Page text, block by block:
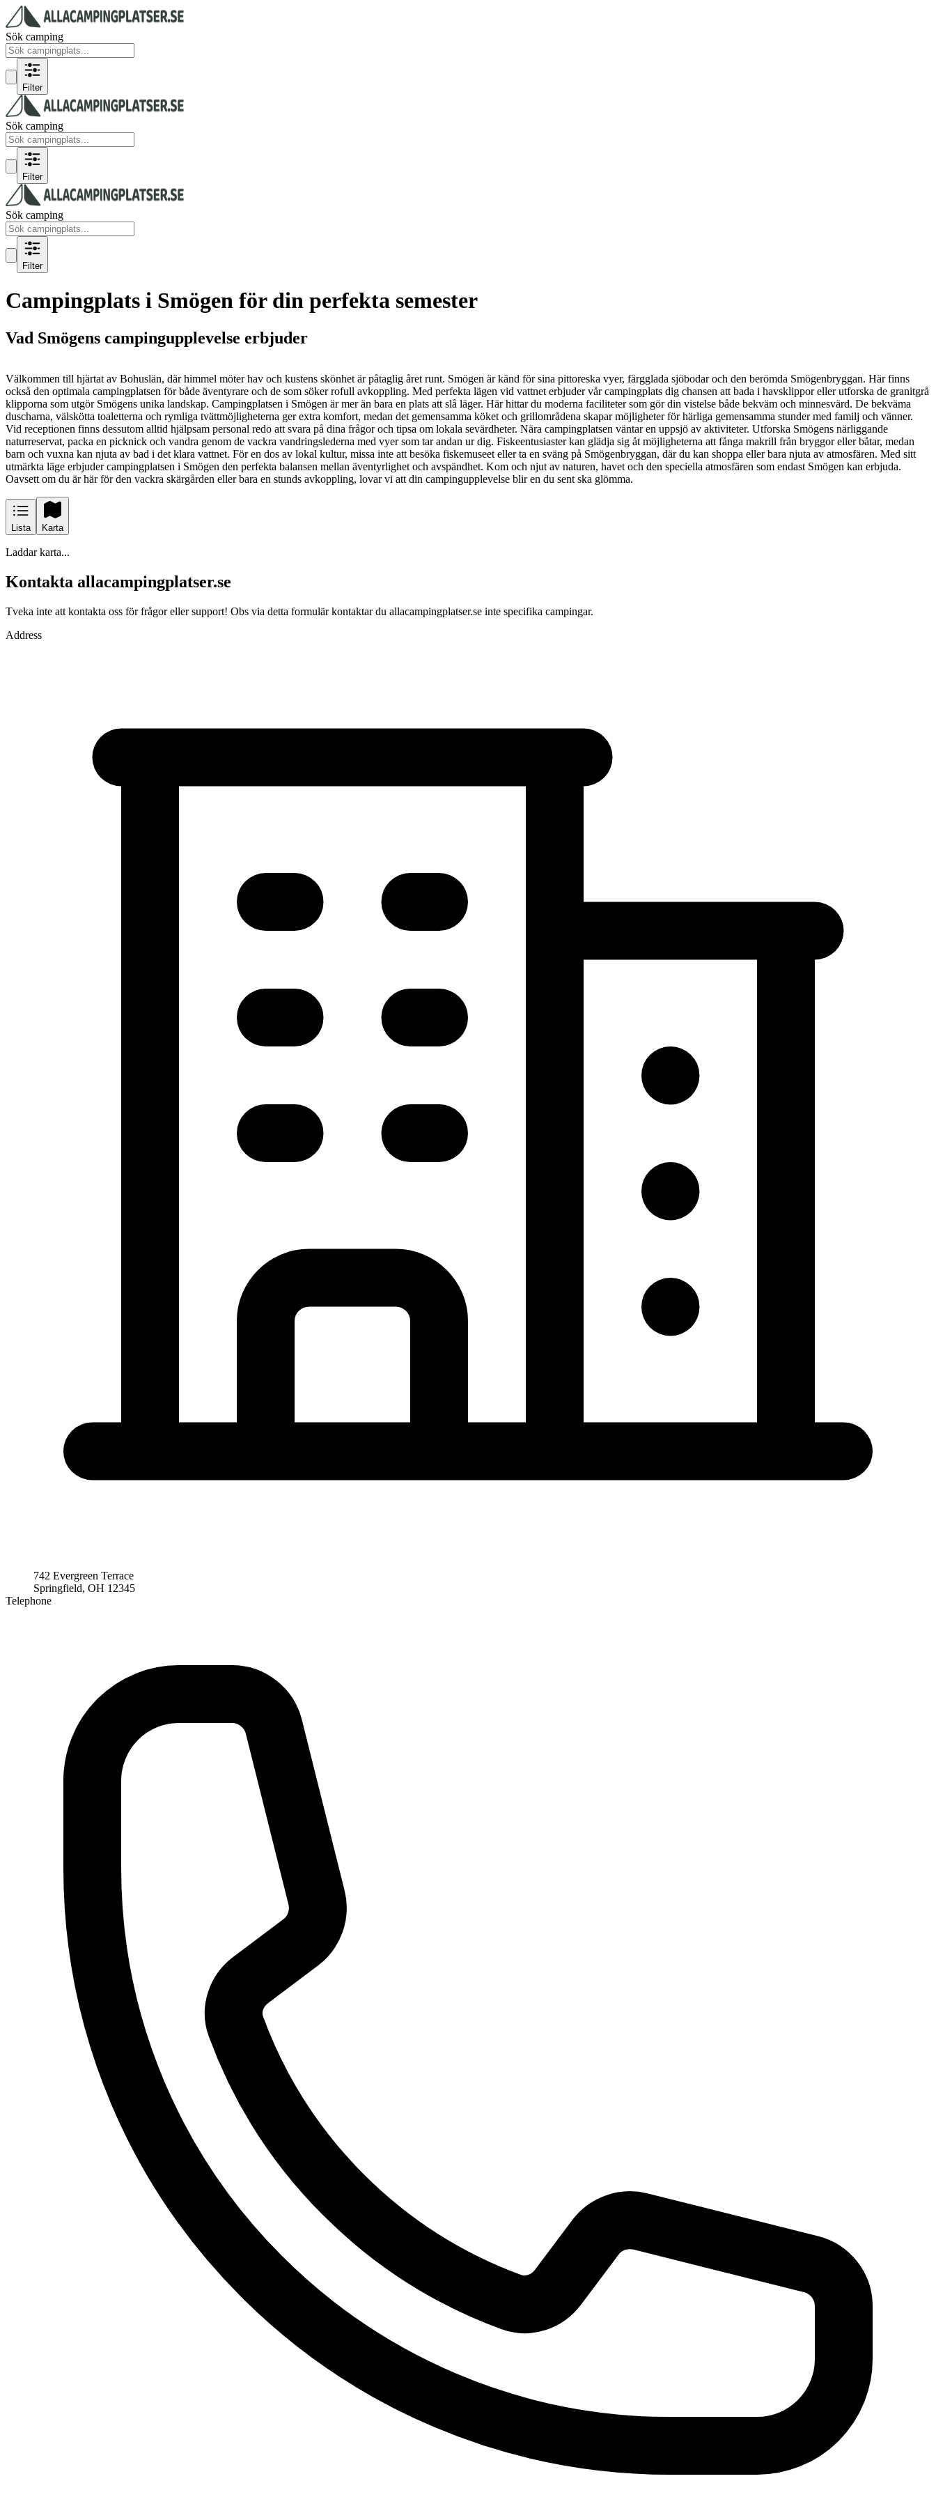
Sök camping
Filter
Sök camping
Filter
Sök camping
Filter
Campingplats i Smögen för din perfekta semester
Vad Smögens campingupplevelse erbjuder
Välkommen till hjärtat av Bohuslän, där himmel möter hav och kustens skönhet är påtaglig året runt. Smögen är känd för sina pittoreska vyer, färgglada sjöbodar och den berömda Smögenbryggan. Här finns
också den optimala campingplatsen för både äventyrare och de som söker rofull avkoppling. Med perfekta lägen vid vattnet erbjuder vår campingplats dig chansen att bada i havsklippor eller utforska de granitgrå
klipporna som utgör Smögens unika landskap. Campingplatsen i Smögen är mer än bara en plats att slå läger. Här hittar du moderna faciliteter som gör din vistelse både bekväm och minnesvärd. De bekväma
duscharna, välskötta toaletterna och rymliga tvättmöjligheterna ger extra komfort, medan det gemensamma köket och grillområdena skapar möjligheter för härliga gemensamma stunder med familj och vänner.
Vid receptionen finns dessutom alltid hjälpsam personal redo att svara på dina frågor och tipsa om lokala sevärdheter. Nära campingplatsen väntar en uppsjö av aktiviteter. Utforska Smögens närliggande
naturreservat, packa en picknick och vandra genom de vackra vandringslederna med vyer som tar andan ur dig. Fiskeentusiaster kan glädja sig åt möjligheterna att fånga makrill från bryggor eller båtar, medan
barn och vuxna kan njuta av bad i det klara vattnet. För en dos av lokal kultur, missa inte att besöka fiskemuseet eller ta en sväng på Smögenbryggan, där du kan shoppa eller bara njuta av atmosfären. Med sitt
utmärkta läge erbjuder campingplatsen i Smögen den perfekta balansen mellan äventyrlighet och avspändhet. Kom och njut av naturen, havet och den speciella atmosfären som endast Smögen kan erbjuda.
Oavsett om du är här för den vackra skärgården eller bara en stunds avkoppling, lovar vi att din campingupplevelse blir en du sent ska glömma.
Lista Karta
Laddar karta...
Kontakta allacampingplatser.se
Tveka inte att kontakta oss för frågor eller support! Obs via detta formulär kontaktar du allacampingplatser.se inte specifika campingar.
Address
742 Evergreen Terrace
Springfield, OH 12345
Telephone